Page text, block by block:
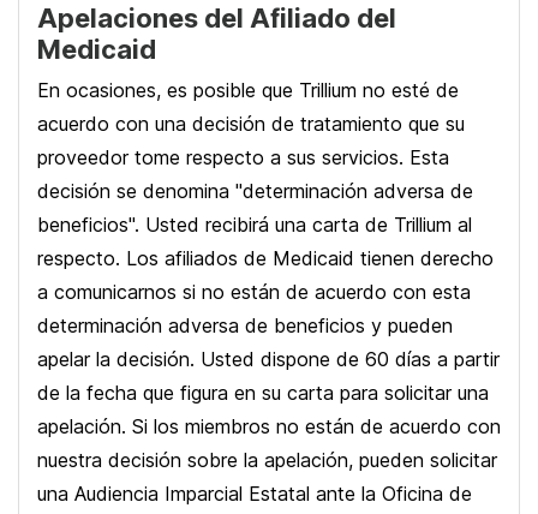
Apelaciones del Afiliado del
Medicaid
En ocasiones, es posible que Trillium no esté de
acuerdo con una decisión de tratamiento que su
proveedor tome respecto a sus servicios. Esta
decisión se denomina "determinación adversa de
beneficios". Usted recibirá una carta de Trillium al
respecto. Los afiliados de Medicaid tienen derecho
a comunicarnos si no están de acuerdo con esta
determinación adversa de beneficios y pueden
apelar la decisión. Usted dispone de 60 días a partir
de la fecha que figura en su carta para solicitar una
apelación. Si los miembros no están de acuerdo con
nuestra decisión sobre la apelación, pueden solicitar
una Audiencia Imparcial Estatal ante la Oficina de